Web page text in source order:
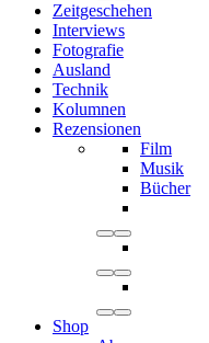
Zeitgeschehen
Interviews
Fotografie
Ausland
Technik
Kolumnen
Rezensionen
Film
Musik
Bücher
Shop